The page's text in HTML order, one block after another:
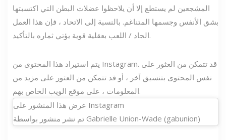
المشجعين لم يستطع إلا أن يلاحظوا عضلات البطن التي اكتسبتها
بشق الأنفس وجسمها المتناغم. بالنسبة إلى الاتحاد ، فإن هذا العمل
الجاد / اللعب بعقلية قوية يؤتي ثماره بالتأكيد.
يتم استيراد هذا المحتوى من Instagram. قد تتمكن من العثور على
نفس المحتوى بتنسيق آخر ، أو قد تتمكن من العثور على مزيد من
المعلومات ، على موقع الويب الخاص بهم.
عرض هذا المنشور على Instagram
تم نشر منشور بواسطة Gabrielle Union-Wade (gabunion)